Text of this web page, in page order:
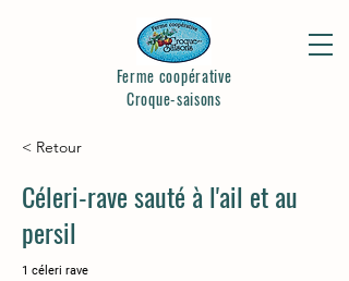
Ferme coopérative
Croque-saisons
< Retour
Céleri-rave sauté à l'ail et au
persil
1 céleri rave